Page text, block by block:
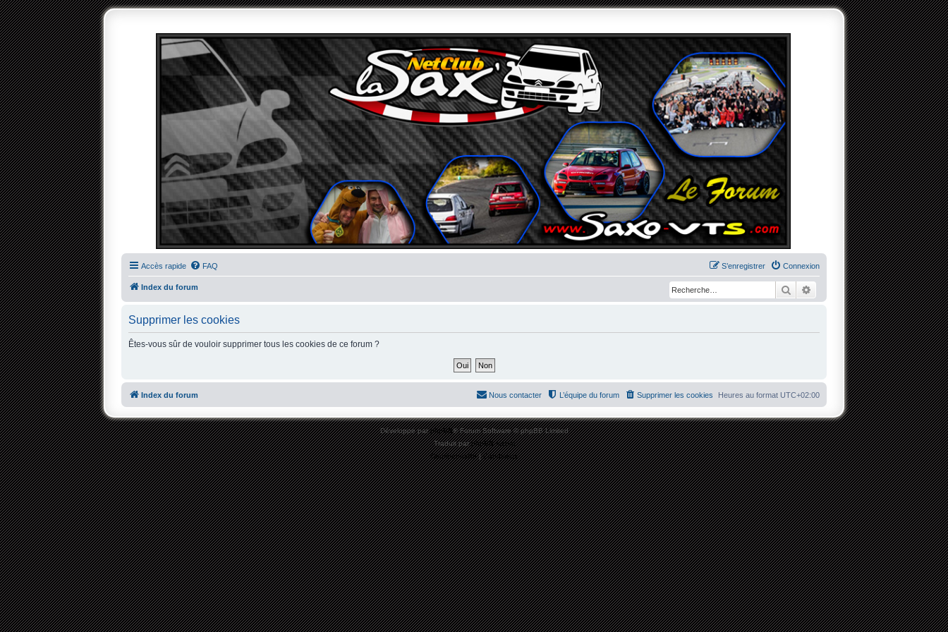
Accès rapide FAQ Connexion
S’enregistrer
Index du forum RechercherRecherche avancée
Supprimer les cookies
Êtes-vous sûr de vouloir supprimer tous les cookies de ce forum ?
Index du forum Heures au format UTC+02:00
Supprimer les cookies
L’équipe du forum
Nous contacter
Développé parphpBB® Forum Software © phpBB Limited
Traduit parphpBB-fr.com
Confidentialité|Conditions